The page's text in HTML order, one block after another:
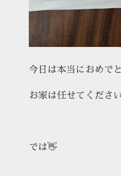
今日は本当におめで
お家は任せてください
では👋